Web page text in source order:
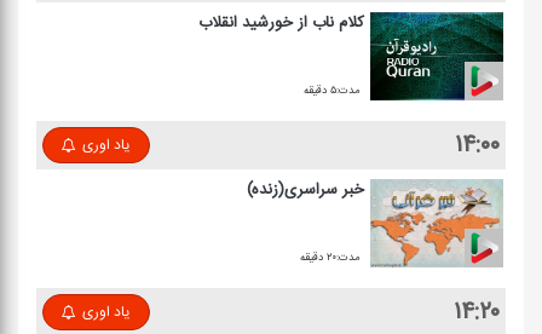
كلام ناب از خورشید انقلاب
مدت:۵ دقیقه
۱۴:۰۰ یاد اوری
خبر سراسری(زنده)
مدت:۲۰ دقیقه
۱۴:۲۰ یاد اوری